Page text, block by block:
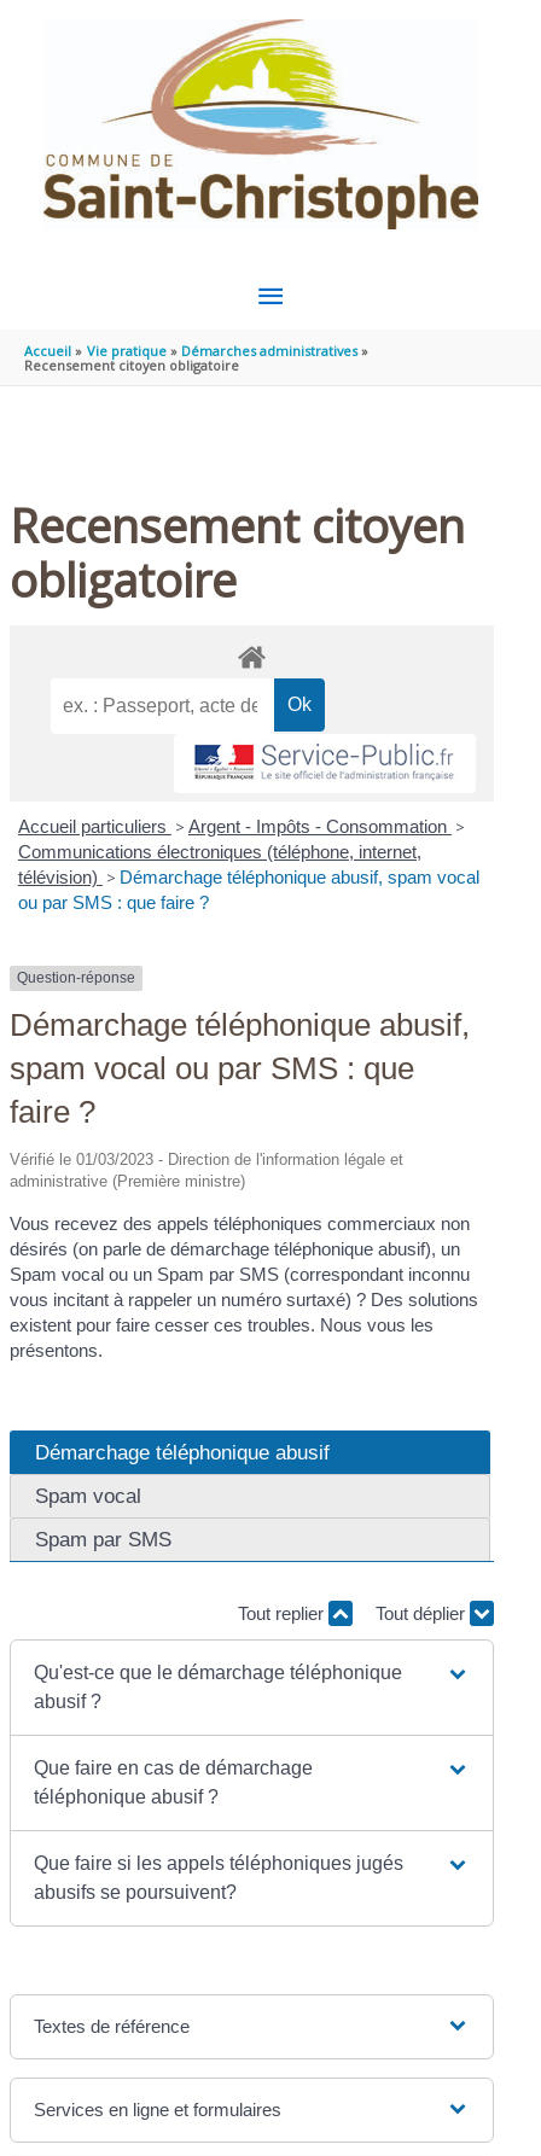
MENU
PRINCIPAL
Accueil Vie pratique
Démarches administratives
Recensement citoyen obligatoire
Recensement citoyen
obligatoire
Accueil particuliers > Argent - Impôts - Consommation >
Communications électroniques (téléphone, internet,
télévision) > Démarchage téléphonique abusif, spam vocal
ou par SMS : que faire ?
Question-réponse
Démarchage téléphonique abusif,
spam vocal ou par SMS : que
faire ?
Vérifié le 01/03/2023 - Direction de l'information légale et
administrative (Première ministre)
Vous recevez des appels téléphoniques commerciaux non
désirés (on parle de démarchage téléphonique abusif), un
Spam vocal ou un Spam par SMS (correspondant inconnu
vous incitant à rappeler un numéro surtaxé) ? Des solutions
existent pour faire cesser ces troubles. Nous vous les
présentons.
Démarchage téléphonique abusif
Spam vocal
Spam par SMS
Tout replier Tout déplier
Qu'est-ce que le démarchage téléphonique
abusif ?
Que faire en cas de démarchage
téléphonique abusif ?
Que faire si les appels téléphoniques jugés
abusifs se poursuivent?
Textes de référence
Services en ligne et formulaires